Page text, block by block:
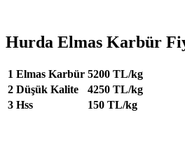
Hurda Elmas Karbür
1 Elmas Karbür 5200 TL/kg
2 Düşük Kalite
4250 TL/kg
3 Hss 150 TL/kg